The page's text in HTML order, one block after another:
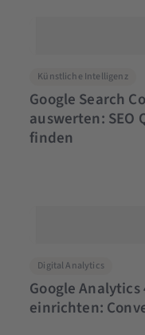
Künstliche Intelligenz
Google Search
auswerten: SEO
finden
Digital Analytics
Google Analytics
einrichten: